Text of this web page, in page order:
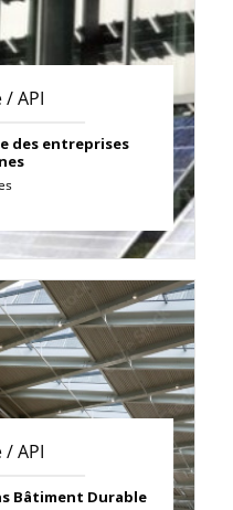
API
des entreprises
API
Bâtiment Durable